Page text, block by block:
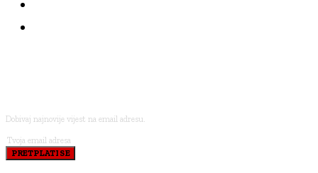
Dobivaj najnovije vijest na email adresu.
PRETPLATI SE